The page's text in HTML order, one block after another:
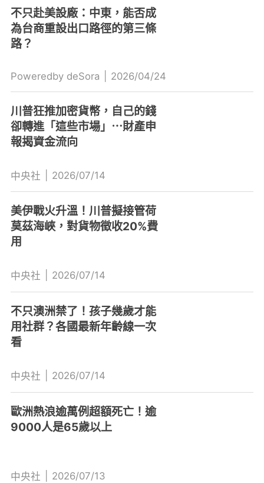
不只赴美設廠：中東，能否成
為台商重設出口路徑的第三條
路？
Poweredby deSora 2026/04/24
川普狂推加密貨幣，自己的錢
卻轉進「這些市場」⋯財產申
報揭資金流向
中央社 2026/07/14
美伊戰火升溫！川普擬接管荷
莫茲海峽，對貨物徵收20%費
用
中央社 2026/07/14
不只澳洲禁了！孩子幾歲才能
用社群？各國最新年齡線一次
看
中央社 2026/07/14
歐洲熱浪逾萬例超額死亡！逾
9000人是65歲以上
中央社 2026/07/13